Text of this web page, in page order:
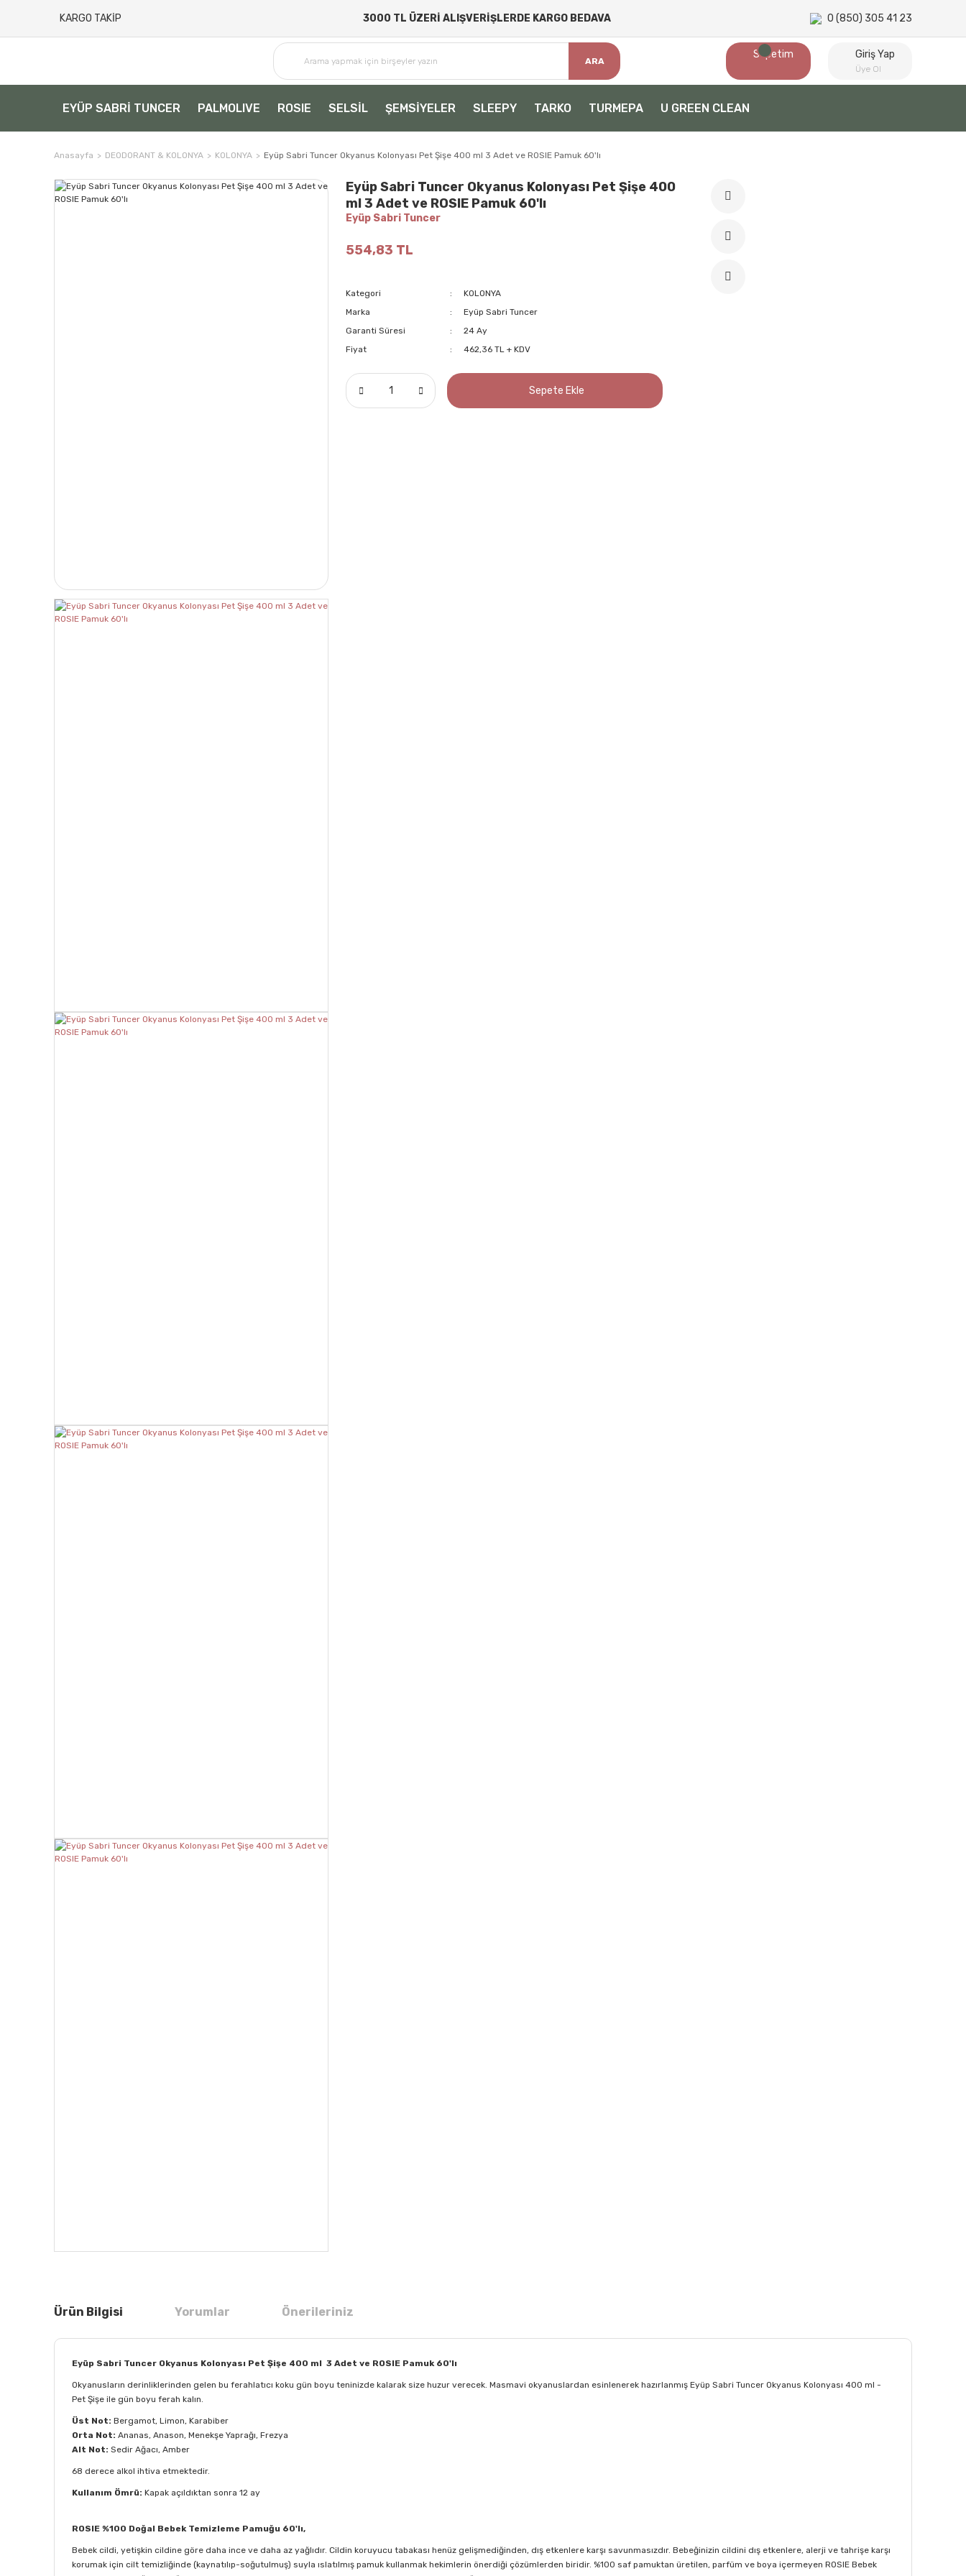
KARGO TAKİP 3000 TL ÜZERİ ALIŞVERİŞLERDE KARGO BEDAVA 0 (850) 305 41 23
ARA
Sepetim Giriş Yap
Üye Ol
EYÜP SABRİ TUNCER PALMOLIVE ROSIE SELSİL ŞEMSİYELER SLEEPY TARKO TURMEPA U GREEN CLEAN
Anasayfa DEODORANT & KOLONYA KOLONYA Eyüp Sabri Tuncer Okyanus Kolonyası Pet Şişe 400 ml 3 Adet ve ROSIE Pamuk 60'lı
Eyüp Sabri Tuncer Okyanus Kolonyası Pet Şişe 400
ml 3 Adet ve ROSIE Pamuk 60'lı
Eyüp Sabri Tuncer
554,83 TL
Kategori
KOLONYA
Marka
Eyüp Sabri Tuncer
Garanti Süresi
24 Ay
Fiyat
462,36 TL + KDV
Sepete Ekle
Ürün Bilgisi Yorumlar Önerileriniz
Eyüp Sabri Tuncer Okyanus Kolonyası Pet Şişe 400 ml 3 Adet ve ROSIE Pamuk 60'lı
Okyanusların derinliklerinden gelen bu ferahlatıcı koku gün boyu teninizde kalarak size huzur verecek. Masmavi okyanuslardan esinlenerek hazırlanmış Eyüp Sabri Tuncer Okyanus Kolonyası 400 ml -
Pet Şişe ile gün boyu ferah kalın.
Üst Not: Bergamot, Limon, Karabiber
Orta Not: Ananas, Anason, Menekşe Yaprağı, Frezya
Alt Not: Sedir Ağacı, Amber
68 derece alkol ihtiva etmektedir.
Kullanım Ömrü: Kapak açıldıktan sonra 12 ay
ROSIE %100 Doğal Bebek Temizleme Pamuğu 60'lı,
Bebek cildi, yetişkin cildine göre daha ince ve daha az yağlıdır. Cildin koruyucu tabakası henüz gelişmediğinden, dış etkenlere karşı savunmasızdır. Bebeğinizin cildini dış etkenlere, alerji ve tahrişe karşı
korumak için cilt temizliğinde (kaynatılıp-soğutulmuş) suyla ıslatılmış pamuk kullanmak hekimlerin önerdiği çözümlerden biridir. %100 saf pamuktan üretilen, parfüm ve boya içermeyen ROSIE Bebek